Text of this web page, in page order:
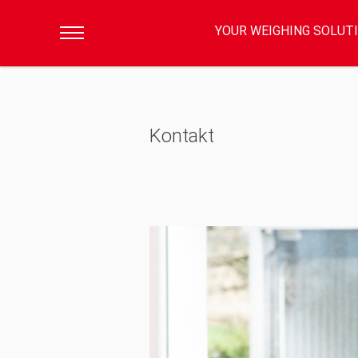
YOUR WEIGHING
Kontakt